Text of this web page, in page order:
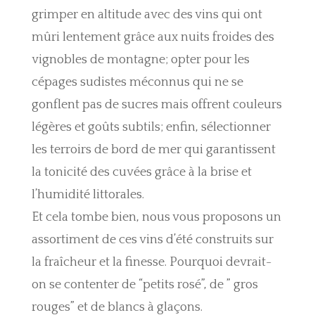
grimper en altitude avec des vins qui ont
mûri lentement grâce aux nuits froides des
vignobles de montagne; opter pour les
cépages sudistes méconnus qui ne se
gonflent pas de sucres mais offrent couleurs
légères et goûts subtils; enfin, sélectionner
les terroirs de bord de mer qui garantissent
la tonicité des cuvées grâce à la brise et
l’humidité littorales.
Et cela tombe bien, nous vous proposons un
assortiment de ces vins d’été construits sur
la fraîcheur et la finesse. Pourquoi devrait-
on se contenter de “petits rosé”, de ” gros
rouges” et de blancs à glaçons.